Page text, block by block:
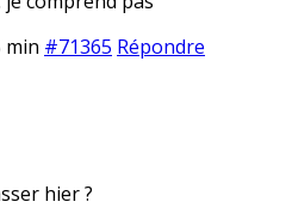
min #71365 Répondre
hier ?